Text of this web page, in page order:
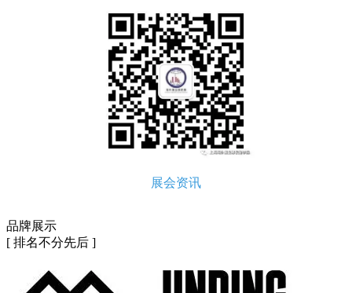
展会资讯
品牌展示
[ 排名不分先后 ]